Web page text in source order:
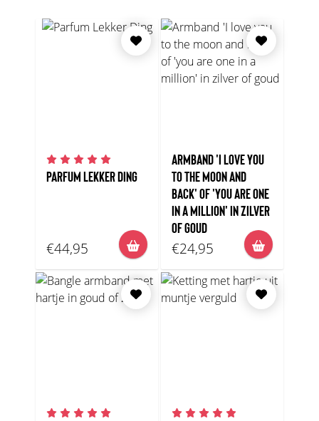
PARFUM LEKKER DING
€44,95
ARMBAND 'I LOVE YOU
TO THE MOON AND
BACK' OF 'YOU ARE ONE
IN A MILLION' IN ZILVER
OF GOUD
€24,95